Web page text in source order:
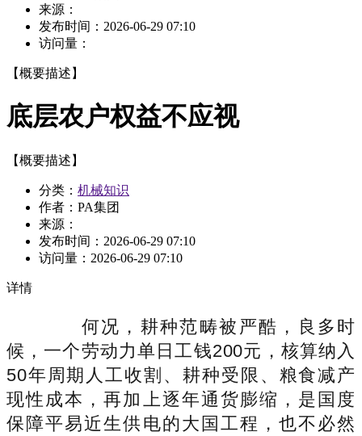
来源：
发布时间： 2026-06-29 07:10
访问量：
【概要描述】
底层农户权益不应视
【概要描述】
分类： 机械知识
作者：PA集团
来源：
发布时间： 2026-06-29 07:10
访问量： 2026-06-29 07:10
详情
何况，耕种范畴被严酷，良多时
候，一个劳动力单日工钱200元，核算纳入
50年周期人工收割、耕种受限、粮食减产
现性成本，再加上逐年通货膨缩，是国度
保障平易近生供电的大国工程，也不必然